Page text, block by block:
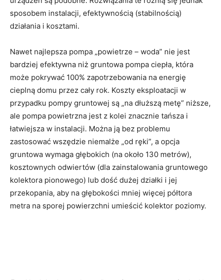
sposobem instalacji, efektywnością (stabilnością)
działania i kosztami.
Nawet najlepsza pompa „powietrze – woda” nie jest
bardziej efektywna niż gruntowa pompa ciepła, która
może pokrywać 100% zapotrzebowania na energię
cieplną domu przez cały rok. Koszty eksploatacji w
przypadku pompy gruntowej są „na dłuższą metę” niższe,
ale pompa powietrzna jest z kolei znacznie tańsza i
łatwiejsza w instalacji. Można ją bez problemu
zastosować wszędzie niemalże „od ręki”, a opcja
gruntowa wymaga głębokich (na około 130 metrów),
kosztownych odwiertów (dla zainstalowania gruntowego
kolektora pionowego) lub dość dużej działki i jej
przekopania, aby na głębokości mniej więcej półtora
metra na sporej powierzchni umieścić kolektor poziomy.